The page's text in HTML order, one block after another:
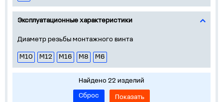
Эксплуатационные характеристики
Диаметр резьбы монтажного винта
М10 М12 М16 М8 М6
Найдено 22 изделий
Сброс
Показать